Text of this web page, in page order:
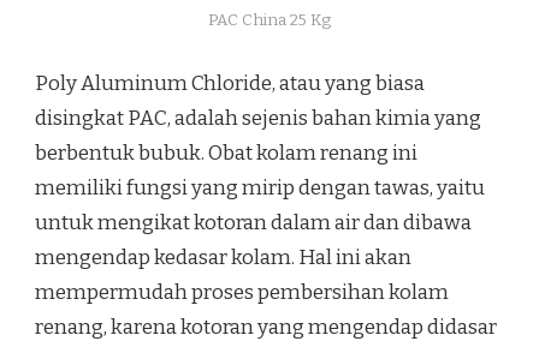
PAC China 25 Kg
Poly Aluminum Chloride, atau yang biasa
disingkat PAC, adalah sejenis bahan kimia yang
berbentuk bubuk. Obat kolam renang ini
memiliki fungsi yang mirip dengan tawas, yaitu
untuk mengikat kotoran dalam air dan dibawa
mengendap kedasar kolam. Hal ini akan
mempermudah proses pembersihan kolam
renang, karena kotoran yang mengendap didasar